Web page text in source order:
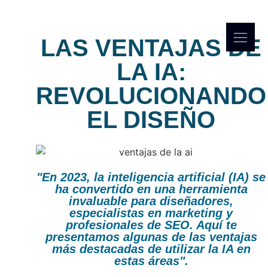
LAS VENTAJAS DE
LA IA:
REVOLUCIONANDO
EL DISEÑO
"En 2023, la inteligencia artificial (IA) se
ha convertido en una herramienta
invaluable para diseñadores,
especialistas en marketing y
profesionales de SEO. Aquí te
presentamos algunas de las ventajas
más destacadas de utilizar la IA en
estas áreas".